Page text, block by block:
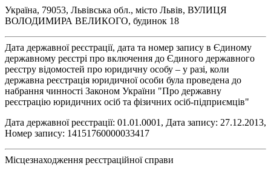
Україна, 79053, Львівська обл., місто Львів, ВУЛИЦЯ
ВОЛОДИМИРА ВЕЛИКОГО, будинок 18
Дата державної реєстрації, дата та номер запису в Єдиному
державному реєстрі про включення до Єдиного державного
реєстру відомостей про юридичну особу – у разі, коли
державна реєстрація юридичної особи була проведена до
набрання чинності Законом України "Про державну
реєстрацію юридичних осіб та фізичних осіб-підприємців"
Дата державної реєстрації: 01.01.0001, Дата запису: 27.12.2013,
Номер запису: 14151760000033417
Місцезнаходження реєстраційної справи